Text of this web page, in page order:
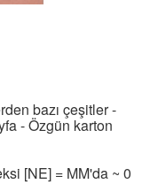
bazı çeşitler -
- Özgün karton
[NE] = MM'da ~ 0